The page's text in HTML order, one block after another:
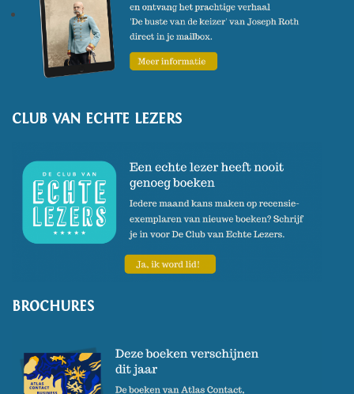
CLUB VAN ECHTE LEZERS
BROCHURES